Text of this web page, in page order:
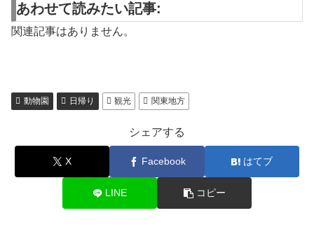
あわせて読みたい記事:
関連記事はありません。
動物園 日帰り 観光 関東地方
シェアする
X Facebook はてブ
LINE コピー